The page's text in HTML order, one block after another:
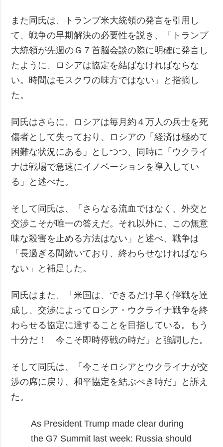
また同氏は、トランプ米大統領の発言を引用し
て、戦争の早期解決の必要性を説き、「トランプ
大統領が先週のＧ７首脳会談の際に明確に発言し
たように、ロシアは協定を結ばなければならな
い。時間はモスクワの味方ではない」と指摘し
た。
同氏はさらに、ロシアは毎月約４万人の兵士を死
傷者として失っており、ロシアの「経済は極めて
困難な状況にある」としつつ、同時に「ウクライ
ナは戦場で急速にイノベーションを導入してい
る」と述べた。
そして同氏は、「さらなる流血ではなく、外交と
交渉こそが唯一の答えだ。それ以外に、この無意
味な殺害を止める方法はない」と述べ、戦争は
「長過ぎる間続いており、終わらせなければなら
ない」と補足した。
同氏はまた、「米国は、できるだけ早く停戦を達
成し、交渉によってロシア・ウクライナ戦争を終
わらせる協定に達することを目指している。もう
十分だ！ 今こそ即時停戦の時だ」と強調した。
そして同氏は、「今こそロシアとウクライナが交
渉の席に戻り、和平協定を結ぶべき時だ」と訴え
た。
As President Trump made clear during
the G7 Summit last week: Russia should